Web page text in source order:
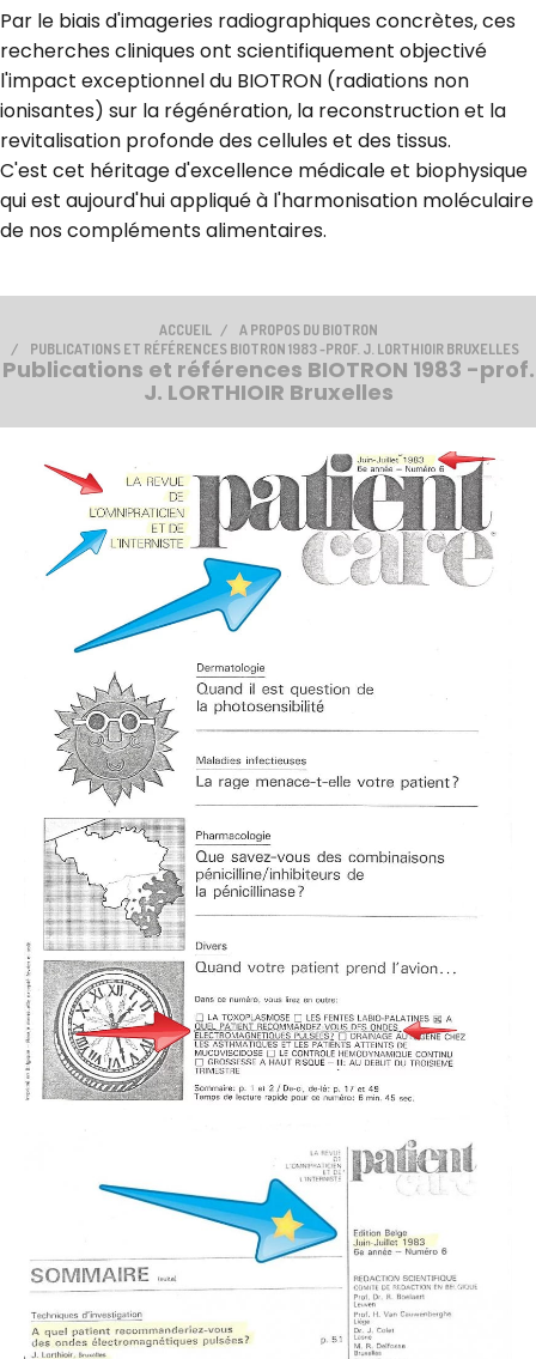
Par le biais d'imageries radiographiques concrètes, ces
recherches cliniques ont scientifiquement objectivé
l'impact exceptionnel du BIOTRON (radiations non
ionisantes) sur la régénération, la reconstruction et la
revitalisation profonde des cellules et des tissus.
C'est cet héritage d'excellence médicale et biophysique
qui est aujourd'hui appliqué à l'harmonisation moléculaire
de nos compléments alimentaires.
ACCUEIL
A PROPOS DU BIOTRON
PUBLICATIONS ET RÉFÉRENCES BIOTRON 1983 -PROF. J. LORTHIOIR BRUXELLES
Publications et références BIOTRON 1983 -prof.
J. LORTHIOIR Bruxelles